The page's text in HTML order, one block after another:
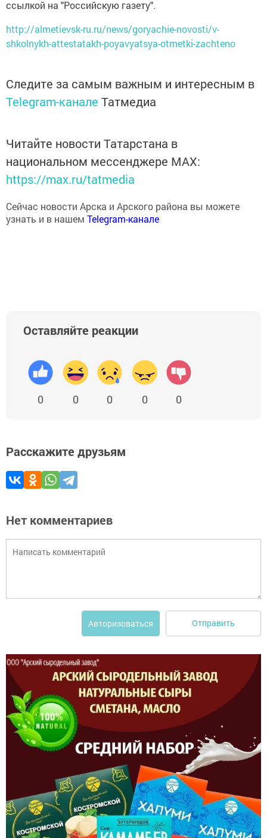
ссылкой на "Российскую газету".
http://almetievsk-ru.ru/news/goryachie-novosti/v-
shkolnykh-attestatakh-poyavyatsya-otmetki-zachteno
Следите за самым важным и интересным в
Telegram-канале Татмедиа
Читайте новости Татарстана в
национальном мессенджере MАХ:
https://max.ru/tatmedia
Сейчас новости Арска и Арского района вы можете
узнать и в нашем Telegram-канале
Оставляйте реакции
0 0 0 0 0
Расскажите друзьям
Нет комментариев
Авторизоваться Отправить